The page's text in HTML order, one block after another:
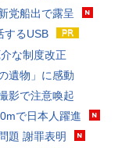
党船出で露呈
するUSB
な制度改正
遺物」に感動
影で注意喚起
で日本人躍進
題 謝罪表明